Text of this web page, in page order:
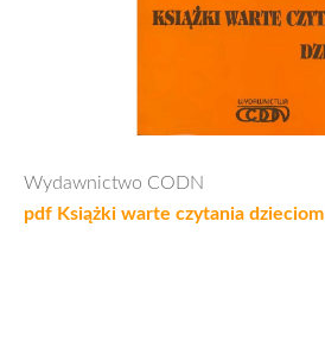
Wydawnictwo CODN
pdf Książki warte czytania dzieciom